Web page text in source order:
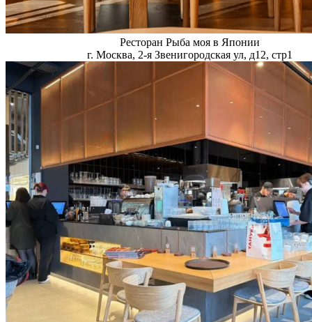
Ресторан Рыба моя в Японии
г. Москва, 2-я Звенигородская ул, д12, стр1